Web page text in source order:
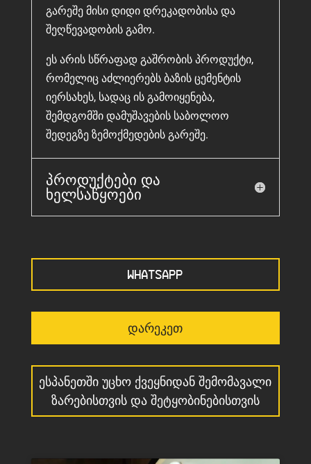
გარეშე მისი დიდი დრეკადობისა და
შეღწევადობის გამო.
ეს არის სწრაფად გაშრობის პროდუქტი,
რომელიც აძლიერებს ბაზის ცემენტის
იერსახეს, სადაც ის გამოიყენება,
შემდგომში დამუშავების საბოლოო
შედეგზე ზემოქმედების გარეშე.
პროდუქტები და
ხელსაწყოები
WHATSAPP
ᲓᲐᲠᲔᲙᲔᲗ
ᲔᲡᲞᲐᲜᲔᲗᲨᲘ ᲣᲪᲮᲝ ᲥᲕᲔᲧᲜᲘᲓᲐᲜ ᲨᲔᲛᲝᲛᲐᲕᲐᲚᲘ
ᲖᲐᲠᲔᲑᲘᲡᲗᲕᲘᲡ ᲓᲐ ᲨᲔᲢᲧᲝᲑᲘᲜᲔᲑᲘᲡᲗᲕᲘᲡ